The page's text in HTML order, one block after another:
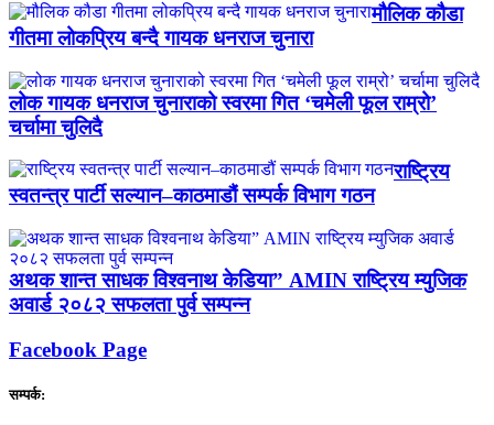
मौलिक कौडा
गीतमा लोकप्रिय बन्दै गायक धनराज चुनारा
लोक गायक धनराज चुनाराको स्वरमा गित ‘चमेली फूल राम्रो’
चर्चामा चुलिदै
राष्ट्रिय
स्वतन्त्र पार्टी सल्यान–काठमाडौं सम्पर्क विभाग गठन
अथक शान्त साधक विश्वनाथ केडिया” AMIN राष्ट्रिय म्युजिक
अवार्ड २०८२ सफलता पुर्व सम्पन्न
Facebook Page
सम्पर्क: